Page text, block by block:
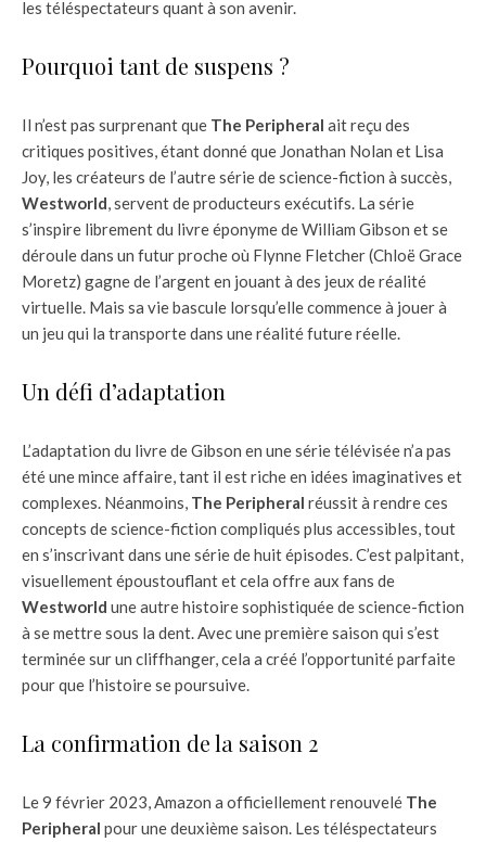
les téléspectateurs quant à son avenir.
Pourquoi tant de suspens ?
Il n’est pas surprenant que The Peripheral ait reçu des
critiques positives, étant donné que Jonathan Nolan et Lisa
Joy, les créateurs de l’autre série de science-fiction à succès,
Westworld, servent de producteurs exécutifs. La série
s’inspire librement du livre éponyme de William Gibson et se
déroule dans un futur proche où Flynne Fletcher (Chloë Grace
Moretz) gagne de l’argent en jouant à des jeux de réalité
virtuelle. Mais sa vie bascule lorsqu’elle commence à jouer à
un jeu qui la transporte dans une réalité future réelle.
Un défi d’adaptation
L’adaptation du livre de Gibson en une série télévisée n’a pas
été une mince affaire, tant il est riche en idées imaginatives et
complexes. Néanmoins, The Peripheral réussit à rendre ces
concepts de science-fiction compliqués plus accessibles, tout
en s’inscrivant dans une série de huit épisodes. C’est palpitant,
visuellement époustouflant et cela offre aux fans de
Westworld une autre histoire sophistiquée de science-fiction
à se mettre sous la dent. Avec une première saison qui s’est
terminée sur un cliffhanger, cela a créé l’opportunité parfaite
pour que l’histoire se poursuive.
La confirmation de la saison 2
Le 9 février 2023, Amazon a officiellement renouvelé The
Peripheral pour une deuxième saison. Les téléspectateurs